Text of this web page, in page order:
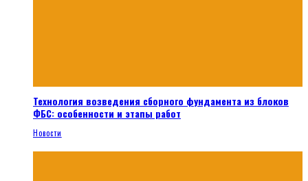
Технология возведения сборного фундамента из блоков
ФБС: особенности и этапы работ
Новости